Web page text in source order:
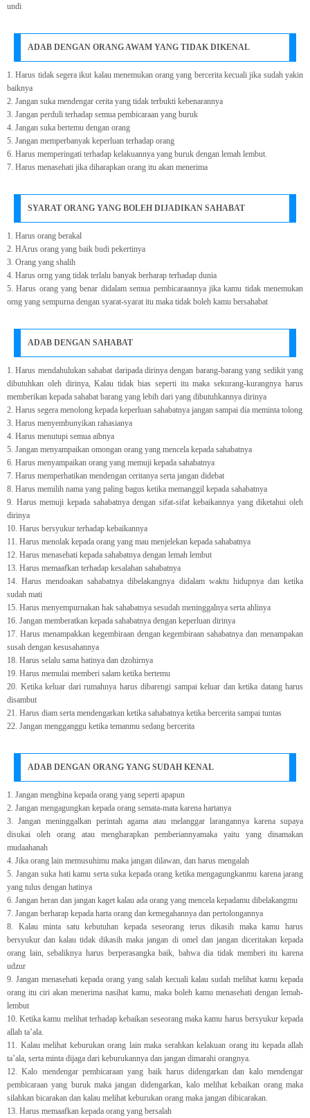
undi
ADAB DENGAN ORANG AWAM YANG TIDAK DIKENAL
1. Harus tidak segera ikut kalau menemukan orang yang bercerita kecuali jika sudah yakin
baiknya
2. Jangan suka mendengar cerita yang tidak terbukti kebenarannya
3. Jangan perduli terhadap semua pembicaraan yang buruk
4. Jangan suka bertemu dengan orang
5. Jangan memperbanyak keperluan terhadap orang
6. Harus memperingati terhadap kelakuannya yang buruk dengan lemah lembut.
7. Harus menasehati jika diharapkan orang itu akan menerima
SYARAT ORANG YANG BOLEH DIJADIKAN SAHABAT
1. Harus orang berakal
2. HArus orang yang baik budi pekertinya
3. Orang yang shalih
4. Harus orng yang tidak terlalu banyak berharap terhadap dunia
5. Harus orang yang benar didalam semua pembicaraannya jika kamu tidak menemukan
orng yang sempurna dengan syarat-syarat itu maka tidak boleh kamu bersahabat
ADAB DENGAN SAHABAT
1. Harus mendahulukan sahabat daripada dirinya dengan barang-barang yang sedikit yang
dibutuhkan oleh dirinya, Kalau tidak bias seperti itu maka sekurang-kurangnya harus
memberikan kepada sahabat barang yang lebih dari yang dibutuhkannya dirinya
2. Harus segera menolong kepada keperluan sahabatnya jangan sampai dia meminta tolong
3. Harus menyembunyikan rahasianya
4. Harus menutupi semua aibnya
5. Jangan menyampaikan omongan orang yang mencela kepada sahabatnya
6. Harus menyampaikan orang yang memuji kepada sahabatnya
7. Harus memperhatikan mendengan ceritanya serta jangan didebat
8. Harus memilih nama yang paling bagus ketika memanggil kepada sahabatnya
9. Harus memuji kepada sahabatnya dengan sifat-sifat kebaikannya yang diketahui oleh
dirinya
10. Harus bersyukur terhadap kebaikannya
11. Harus menolak kepada orang yang mau menjelekan kepada sahabatnya
12. Harus menasehati kepada sahabatnya dengan lemah lembut
13. Harus memaafkan terhadap kesalahan sahabatnya
14. Harus mendoakan sahabatnya dibelakangnya didalam waktu hidupnya dan ketika
sudah mati
15. Harus menyempurnakan hak sahabatnya sesudah meninggalnya serta ahlinya
16. Jangan memberatkan kepada sahabatnya dengan keperluan dirinya
17. Harus menampakkan kegembiraan dengan kegembiraan sahabatnya dan menampakan
susah dengan kesusahannya
18. Harus selalu sama hatinya dan dzohirnya
19. Harus memulai memberi salam ketika bertemu
20. Ketika keluar dari rumahnya harus dibarengi sampai keluar dan ketika datang harus
disambut
21. Harus diam serta mendengarkan ketika sahabatnya ketika bercerita sampai tuntas
22. Jangan mengganggu ketika temanmu sedang bercerita
ADAB DENGAN ORANG YANG SUDAH KENAL
1. Jangan menghina kepada orang yang seperti apapun
2. Jangan mengagungkan kepada orang semata-mata karena hartanya
3. Jangan meninggalkan perintah agama atau melanggar larangannya karena supaya
disukai oleh orang atau mengharapkan pemberiannyamaka yaitu yang dinamakan
mudaahanah
4. Jika orang lain memusuhimu maka jangan dilawan, dan harus mengalah
5. Jangan suka hati kamu serta suka kepada orang ketika mengagungkanmu karena jarang
yang tulus dengan hatinya
6. Jangan heran dan jangan kaget kalau ada orang yang mencela kepadamu dibelakangmu
7. Jangan berharap kepada harta orang dan kemegahannya dan pertolongannya
8. Kalau minta satu kebutuhan kepada seseorang terus dikasih maka kamu harus
bersyukur dan kalau tidak dikasih maka jangan di omel dan jangan diceritakan kepada
orang lain, sebaliknya harus berperasangka baik, bahwa dia tidak memberi itu karena
udzur
9. Jangan menasehati kepada orang yang salah kecuali kalau sudah melihat kamu kepada
orang itu ciri akan menerima nasihat kamu, maka boleh kamu menasehati dengan lemah-
lembut
10. Ketika kamu melihat terhadap kebaikan seseorang maka kamu harus bersyukur kepada
allah ta’ala.
11. Kalau melihat keburukan orang lain maka serahkan kelakuan orang itu kepada allah
ta’ala, serta minta dijaga dari keburukannya dan jangan dimarahi orangnya.
12. Kalo mendengar pembicaraan yang baik harus didengarkan dan kalo mendengar
pembicaraan yang buruk maka jangan didengarkan, kalo melihat kebaikan orang maka
silahkan bicarakan dan kalau melihat keburukan orang maka jangan dibicarakan.
13. Harus memaafkan kepada orang yang bersalah